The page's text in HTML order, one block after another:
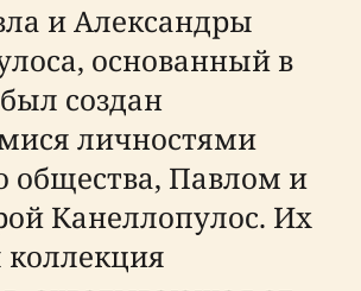
и Александры
основанный в
создан
личностями
общества, Павлом и
Канеллопулос. Их